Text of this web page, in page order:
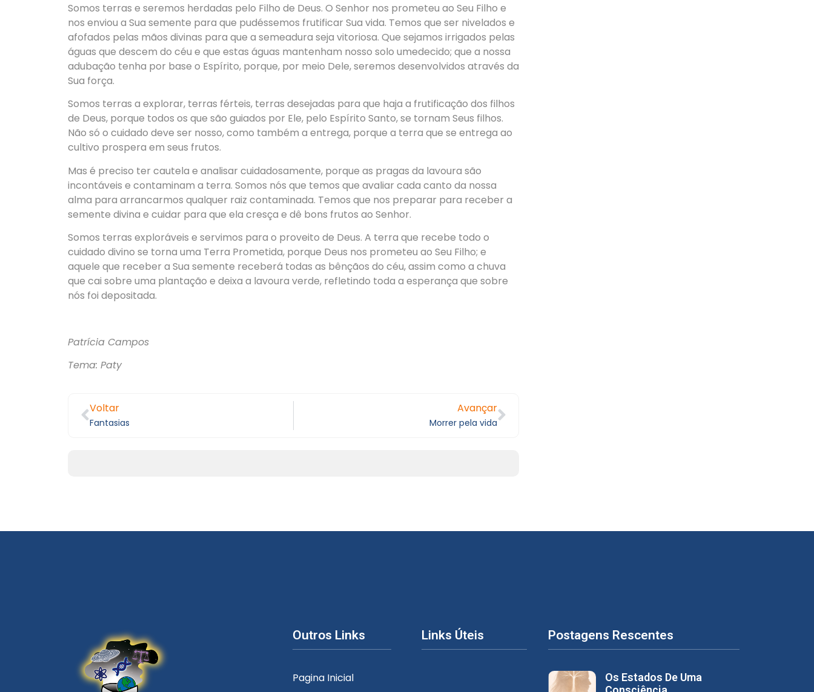
​Somos terras e seremos herdadas pelo Filho de Deus. O Senhor nos prometeu ao Seu Filho e
nos enviou a Sua semente para que pudéssemos frutificar Sua vida. Temos que ser nivelados e
afofados pelas mãos divinas para que a semeadura seja vitoriosa. Que sejamos irrigados pelas
águas que descem do céu e que estas águas mantenham nosso solo umedecido; que a nossa
adubação tenha por base o Espírito, porque, por meio Dele, seremos desenvolvidos através da
Sua força.
​Somos terras a explorar, terras férteis, terras desejadas para que haja a frutificação dos filhos
de Deus, porque todos os que são guiados por Ele, pelo Espírito Santo, se tornam Seus filhos.
Não só o cuidado deve ser nosso, como também a entrega, porque a terra que se entrega ao
cultivo prospera em seus frutos.
​Mas é preciso ter cautela e analisar cuidadosamente, porque as pragas da lavoura são
incontáveis e contaminam a terra. Somos nós que temos que avaliar cada canto da nossa
alma para arrancarmos qualquer raiz contaminada. Temos que nos preparar para receber a
semente divina e cuidar para que ela cresça e dê bons frutos ao Senhor.
​Somos terras exploráveis e servimos para o proveito de Deus. A terra que recebe todo o
cuidado divino se torna uma Terra Prometida, porque Deus nos prometeu ao Seu Filho; e
aquele que receber a Sua semente receberá todas as bênçãos do céu, assim como a chuva
que cai sobre uma plantação e deixa a lavoura verde, refletindo toda a esperança que sobre
nós foi depositada.
​Patrícia Campos
Tema: Paty
Voltar
Fantasias
Avançar
Morrer pela vida
Outros Links
Pagina Inicial
Links Úteis Postagens Rescentes
Os Estados De Uma